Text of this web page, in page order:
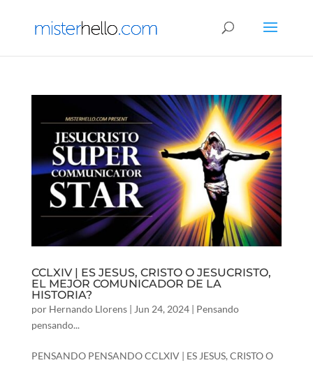
CCLXIV | ES JESUS, CRISTO O JESUCRISTO,
EL MEJOR COMUNICADOR DE LA
HISTORIA?
por Hernando Llorens| Jun 24, 2024| Pensando
pensando...
PENSANDO PENSANDO CCLXIV | ES JESUS, CRISTO O